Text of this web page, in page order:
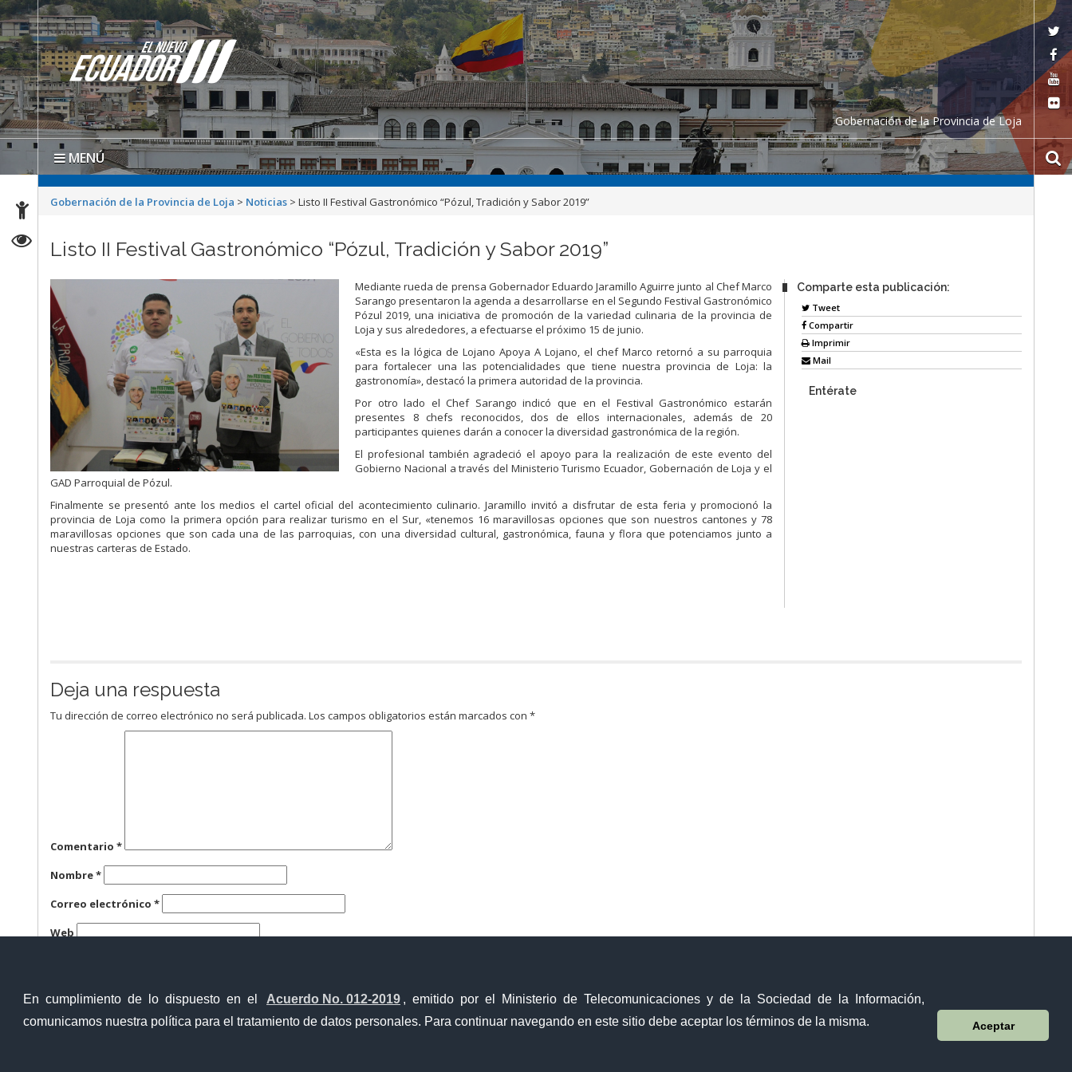
En cumplimiento de lo dispuesto en el Acuerdo No. 012-2019 , emitido por el Ministerio de Telecomunicaciones y de la Sociedad de la Información,
comunicamos nuestra política para el tratamiento de datos personales. Para continuar navegando en este sitio debe aceptar los términos de la misma.
Aceptar
Gobernación de la Provincia de Loja
MENÚ
Gobernación de la Provincia de Loja > Noticias >Listo II Festival Gastronómico “Pózul, Tradición y Sabor 2019”
Listo II Festival Gastronómico “Pózul, Tradición y Sabor 2019”
Mediante rueda de prensa Gobernador Eduardo Jaramillo Aguirre junto al Chef Marco
Sarango presentaron la agenda a desarrollarse en el Segundo Festival Gastronómico
Pózul 2019, una iniciativa de promoción de la variedad culinaria de la provincia de
Loja y sus alrededores, a efectuarse el próximo 15 de junio.
«Esta es la lógica de Lojano Apoya A Lojano, el chef Marco retornó a su parroquia
para fortalecer una las potencialidades que tiene nuestra provincia de Loja: la
gastronomía», destacó la primera autoridad de la provincia.
Por otro lado el Chef Sarango indicó que en el Festival Gastronómico estarán
presentes 8 chefs reconocidos, dos de ellos internacionales, además de 20
participantes quienes darán a conocer la diversidad gastronómica de la región.
El profesional también agradeció el apoyo para la realización de este evento del
Gobierno Nacional a través del Ministerio Turismo Ecuador, Gobernación de Loja y el
GAD Parroquial de Pózul.
Finalmente se presentó ante los medios el cartel oficial del acontecimiento culinario. Jaramillo invitó a disfrutar de esta feria y promocionó la
provincia de Loja como la primera opción para realizar turismo en el Sur, «tenemos 16 maravillosas opciones que son nuestros cantones y 78
maravillosas opciones que son cada una de las parroquias, con una diversidad cultural, gastronómica, fauna y flora que potenciamos junto a
nuestras carteras de Estado.
Comparte esta publicación:
Tweet
Compartir
Imprimir
Mail
Entérate
Deja una respuesta
Tu dirección de correo electrónico no será publicada. Los campos obligatorios están marcados con*
Comentario*
Nombre*
Correo electrónico*
Web
Sistema Nacional de Información (SNI)